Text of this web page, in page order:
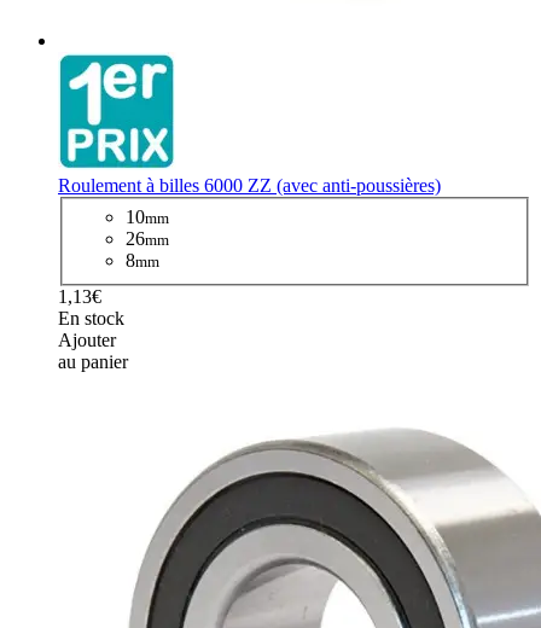
Roulement à billes 6000 ZZ (avec anti-poussières)
10mm
26mm
8mm
1,13€
En stock
Ajouter
au panier